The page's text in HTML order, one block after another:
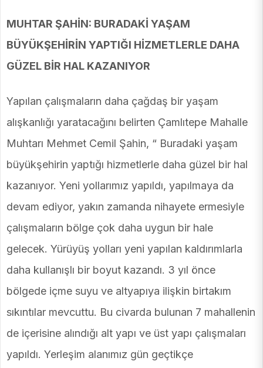
MUHTAR ŞAHİN: BURADAKİ YAŞAM
BÜYÜKŞEHİRİN YAPTIĞI HİZMETLERLE DAHA
GÜZEL BİR HAL KAZANIYOR
Yapılan çalışmaların daha çağdaş bir yaşam
alışkanlığı yaratacağını belirten Çamlıtepe Mahalle
Muhtarı Mehmet Cemil Şahin, “ Buradaki yaşam
büyükşehirin yaptığı hizmetlerle daha güzel bir hal
kazanıyor. Yeni yollarımız yapıldı, yapılmaya da
devam ediyor, yakın zamanda nihayete ermesiyle
çalışmaların bölge çok daha uygun bir hale
gelecek. Yürüyüş yolları yeni yapılan kaldırımlarla
daha kullanışlı bir boyut kazandı. 3 yıl önce
bölgede içme suyu ve altyapıya ilişkin birtakım
sıkıntılar mevcuttu. Bu civarda bulunan 7 mahallenin
de içerisine alındığı alt yapı ve üst yapı çalışmaları
yapıldı. Yerleşim alanımız gün geçtikçe